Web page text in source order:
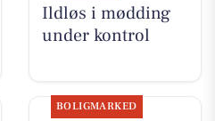
Ildløs i mødding
under kontrol
BOLIGMARKED